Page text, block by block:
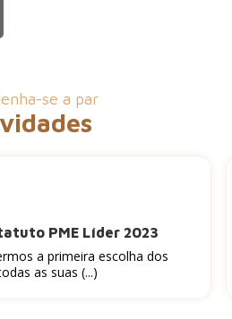
se a par
PME Líder 2023
a primeira escolha dos
as suas (...)